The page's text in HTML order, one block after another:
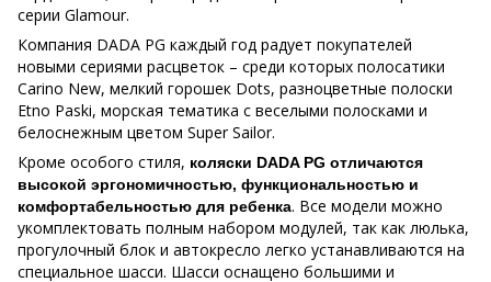
серии Glamour.
Компания DADA PG каждый год радует покупателей
новыми сериями расцветок – среди которых полосатики
Carino New, мелкий горошек Dots, разноцветные полоски
Etno Paski, морская тематика с веселыми полосками и
белоснежным цветом Super Sailor.
Кроме особого стиля, коляски DADA PG отличаются
высокой эргономичностью, функциональностью и
комфортабельностью для ребенка. Все модели можно
укомплектовать полным набором модулей, так как люлька,
прогулочный блок и автокресло легко устанавливаются на
специальное шасси. Шасси оснащено большими и